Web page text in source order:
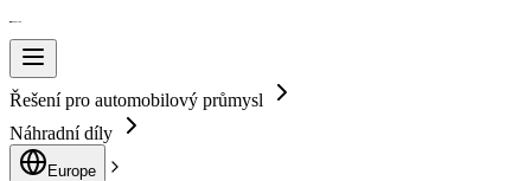
Řešení pro automobilový průmysl
Náhradní díly
Europe